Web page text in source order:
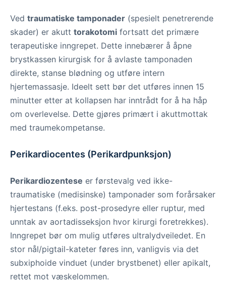
Ved traumatiske tamponader (spesielt penetrerende
skader) er akutt torakotomi fortsatt det primære
terapeutiske inngrepet. Dette innebærer å åpne
brystkassen kirurgisk for å avlaste tamponaden
direkte, stanse blødning og utføre intern
hjertemassasje. Ideelt sett bør det utføres innen 15
minutter etter at kollapsen har inntrådt for å ha håp
om overlevelse. Dette gjøres primært i akuttmottak
med traumekompetanse.
Perikardiocentes (Perikardpunksjon)
Perikardiozentese er førstevalg ved ikke-
traumatiske (medisinske) tamponader som forårsaker
hjertestans (f.eks. post-prosedyre eller ruptur, med
unntak av aortadisseksjon hvor kirurgi foretrekkes).
Inngrepet bør om mulig utføres ultralydveiledet. En
stor nål/pigtail-kateter føres inn, vanligvis via det
subxiphoide vinduet (under brystbenet) eller apikalt,
rettet mot væskelommen.